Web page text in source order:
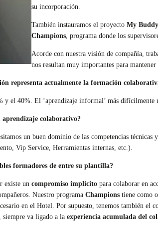
su incorporación.
También instauramos el proyecto My Buddy
Champions , programa donde los
Acorde con nuestra visión de compañía,
nos resultan muy importantes para
representa actualmente la formación
y el 40%. El ‘aprendizaje informal’ más difícilmente
aprendizaje colaborativo?
un buen dominio de las competencias
Vip Service, Herramientas internas, etc.).
formadores de entre su plantilla?
existe un compromiso implícito para colaborar en
Nuestro programa Champions tiene como
en el Hotel. Por supuesto, tenemos también
va ligado a la experiencia acumulada del